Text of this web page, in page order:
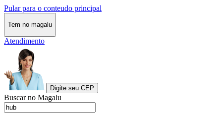
Pular para o conteudo principal
Tem no magalu
Atendimento
Digite seu CEP
Buscar no Magalu